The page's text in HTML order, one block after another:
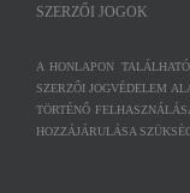
SZERZŐI JOGOK
A HONLAPON
SZERZŐI JOGVÉDELEM
TÖRTÉNŐ
HOZZÁJÁRULÁSA